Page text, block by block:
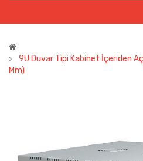
9U Duvar Tipi Kabinet İçeriden
Mm)